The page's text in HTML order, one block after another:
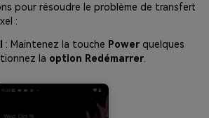
pour résoudre le problème de transfert
:
: Maintenez la touche Power quelques
la option Redémarrer